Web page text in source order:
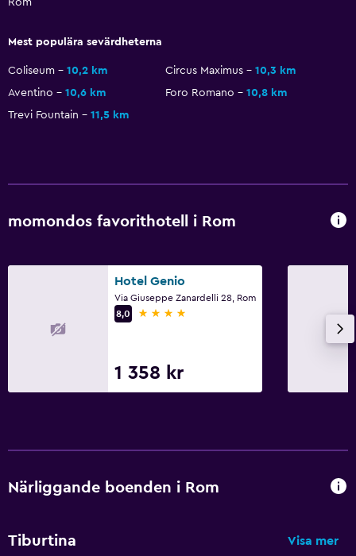
Flat-screen TV
Förvaring
Utomhus
Familjevänligt
Utomhuspool
Mest populära sevärdheterna
Coliseum 10,2 km Circus Maximus
10,3 km
Aventino
10,6 km Foro Romano
10,8 km
Trevi Fountain
11,5 km
momondos favorithotell i Rom
Hotel Genio
Via Giuseppe Zanardelli 28, Rom
8,0
4 stjärnor
1 358 kr
Närliggande boenden i Rom
Tiburtina Visa mer